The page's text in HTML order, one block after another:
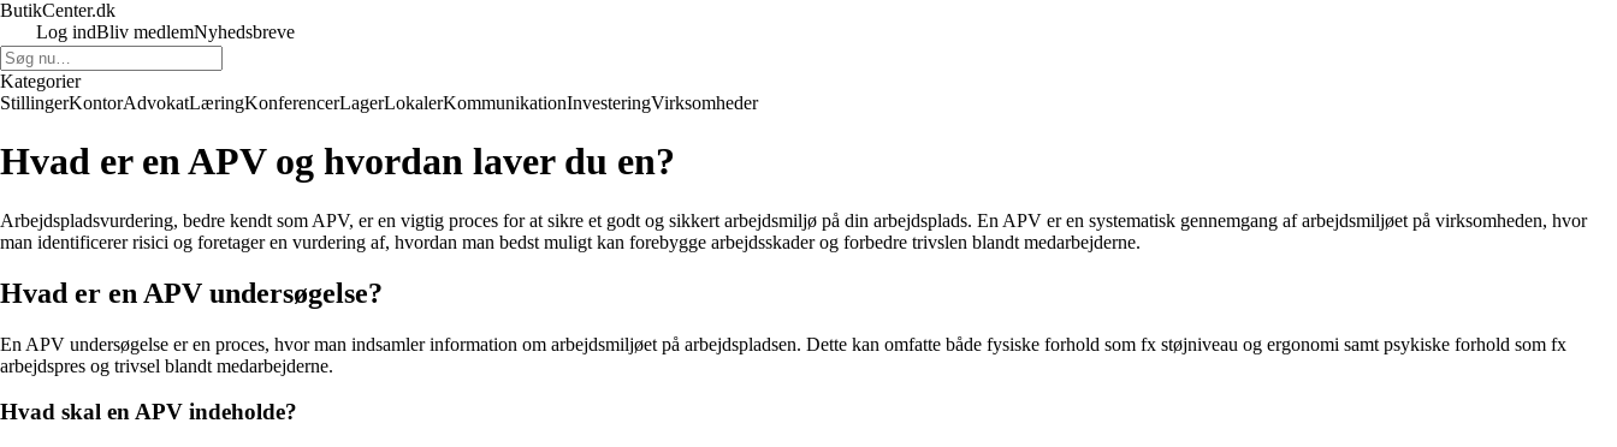
ButikCenter.dk
Log indBliv medlemNyhedsbreve
Kategorier
StillingerKontorAdvokatLæringKonferencerLagerLokalerKommunikationInvesteringVirksomheder
Hvad er en APV og hvordan laver du en?
Arbejdspladsvurdering, bedre kendt som APV, er en vigtig proces for at sikre et godt og sikkert arbejdsmiljø på din arbejdsplads. En APV er en systematisk gennemgang af arbejdsmiljøet på virksomheden, hvor
man identificerer risici og foretager en vurdering af, hvordan man bedst muligt kan forebygge arbejdsskader og forbedre trivslen blandt medarbejderne.
Hvad er en APV undersøgelse?
En APV undersøgelse er en proces, hvor man indsamler information om arbejdsmiljøet på arbejdspladsen. Dette kan omfatte både fysiske forhold som fx støjniveau og ergonomi samt psykiske forhold som fx
arbejdspres og trivsel blandt medarbejderne.
Hvad skal en APV indeholde?